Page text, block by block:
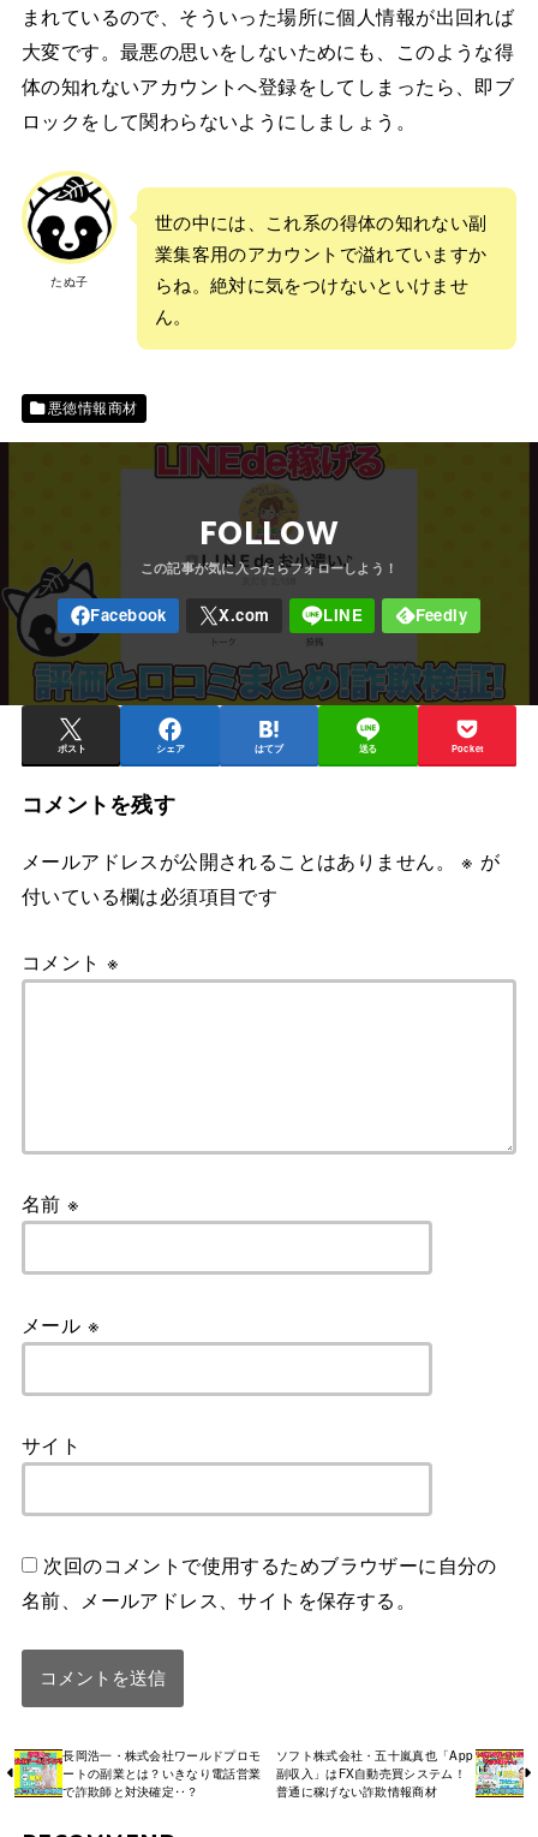
まれているので、そういった場所に個人情報が出回れば
大変です。最悪の思いをしないためにも、このような得
体の知れないアカウントへ登録をしてしまったら、即ブ
ロックをして関わらないようにしましょう。
たぬ子
世の中には、これ系の得体の知れない副
業集客用のアカウントで溢れていますか
らね。絶対に気をつけないといけませ
ん。
悪徳情報商材
FOLLOW
ポスト シェア はてブ 送る Pocket
コメントを残す
メールアドレスが公開されることはありません。 ※ が
付いている欄は必須項目です
コメント ※
名前※
メール ※
サイト
次回のコメントで使用するためブラウザーに自分の
名前、メールアドレス、サイトを保存する。
長岡浩一・株式会社ワールドプロモ
ートの副業とは？いきなり電話営業
で詐欺師と対決確定‥？
ソフト株式会社・五十嵐真也「App
副収入」はFX自動売買システム！
普通に稼げない詐欺情報商材